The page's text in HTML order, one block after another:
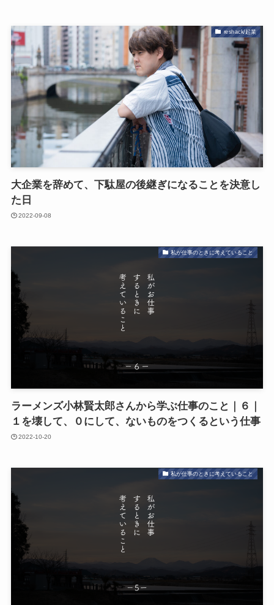
reshack/起業
大企業を辞めて、下駄屋の後継ぎになることを決意し
た日
2022-09-08
私が仕事のときに考えていること
ラーメンズ小林賢太郎さんから学ぶ仕事のこと｜６｜
１を壊して、０にして、ないものをつくるという仕事
2022-10-20
私が仕事のときに考えていること